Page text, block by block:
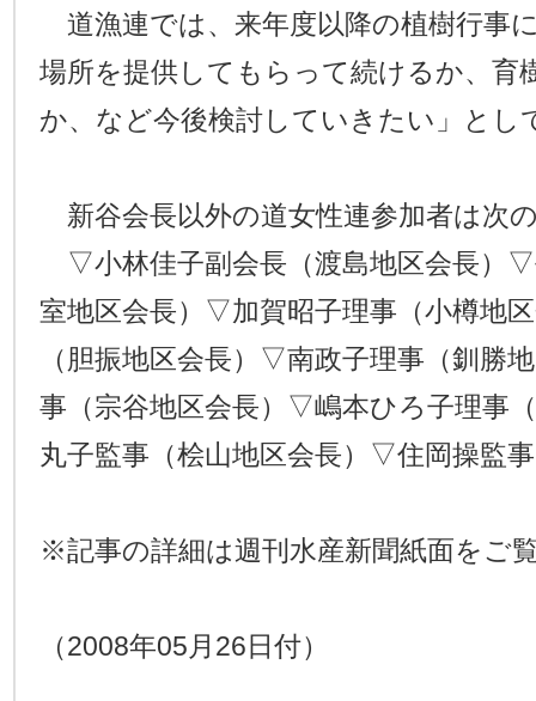
道漁連では、来年度以降の植樹行事
場所を提供してもらって続けるか、育
か、など今後検討していきたい」とし
新谷会長以外の道女性連参加者は次
▽小林佳子副会長（渡島地区会長）▽
室地区会長）▽加賀昭子理事（小樽地
（胆振地区会長）▽南政子理事（釧勝
事（宗谷地区会長）▽嶋本ひろ子理事
丸子監事（桧山地区会長）▽住岡操監
※記事の詳細は週刊水産新聞紙面をご
（2008年05月26日付）